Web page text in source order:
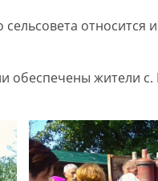
относится
жители с.